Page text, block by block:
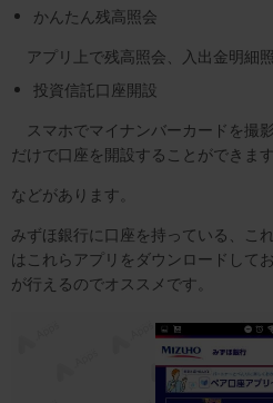
かんたん残高照会
アプリ上で残高照会、入出金明細
投資信託口座開設
スマホでマイナンバーカードを撮
だけで口座を開設することができます
などがあります。
みずほ銀行に口座を持っている、こ
はこれらアプリをダウンロードして
が行えるのでオススメです。